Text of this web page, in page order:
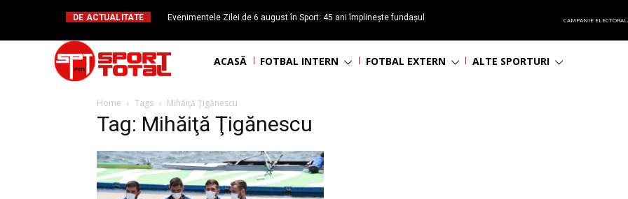
DE ACTUALITATE
Evenimentele Zilei de 6 august în Sport: 45 ani împlinește fundașul
CAMPANIE
ACASĂ FOTBAL INTERN FOTBAL EXTERN ALTE SPORTURI
Home Tags Mihăiţă Ţigănescu
Tag: Mihăiţă Ţigănescu